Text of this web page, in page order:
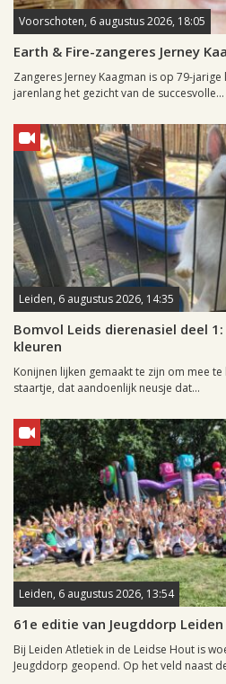
Voorschoten, 6 augustus 2026, 18:05
Earth & Fire-zangeres Jerney
Zangeres Jerney Kaagman is op 79-
jarenlang het gezicht van de succesvolle...
Leiden, 6 augustus 2026, 14:35
Bomvol Leids dierenasiel deel
kleuren
Konijnen lijken gemaakt te zijn om mee
staartje, dat aandoenlijk neusje dat...
Leiden, 6 augustus 2026, 13:54
61e editie van Jeugddorp
Bij Leiden Atletiek in de Leidse Hout is
Jeugddorp geopend. Op het veld naast